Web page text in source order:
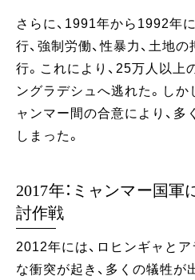
さらに、1991年から1992年
行、強制労働、性暴力、土地
行。これにより、25万人以
ングラデシュへ逃れた。しか
ャンマー間の合意により、多
しまった。
2017年：ミャンマー国
討作戦
2012年には、ロヒンギャと
な衝突が起き、多くの犠牲が